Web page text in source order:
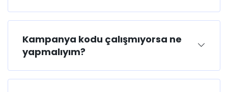
Kampanya kodu çalışmıyorsa ne
yapmalıyım?